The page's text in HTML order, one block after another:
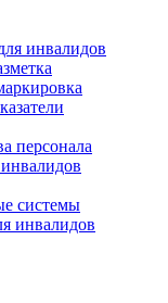
инвалидов
персонала
системы
инвалидов